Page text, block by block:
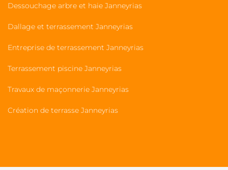
Dessouchage arbre et haie Janneyrias
Dallage et terrassement Janneyrias
Entreprise de terrassement Janneyrias
Terrassement piscine Janneyrias
Travaux de maçonnerie Janneyrias
Création de terrasse Janneyrias